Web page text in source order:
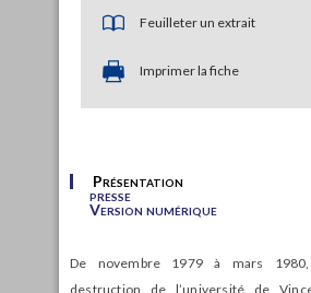
Feuilleter un extrait
Imprimer la fiche
Présentation
presse
Version numérique
De novembre 1979 à mars
destruction de l’université de